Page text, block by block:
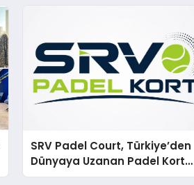
SRV Padel Court, Türkiye’den
Dünyaya Uzanan Padel Kort
Üretiminde Güvenin Adresi